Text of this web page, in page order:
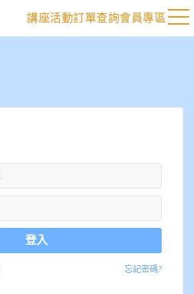
講座活動訂單查詢會員專區
登入
忘記密碼?